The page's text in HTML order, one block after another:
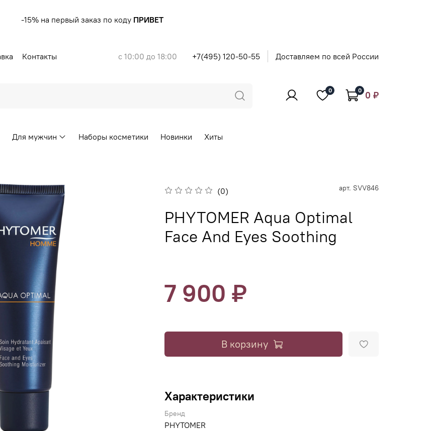
-15% на первый заказ по коду ПРИВЕТ
Контакты с 10:00 до 18:00 +7(495) 120-50-55 Доставляем по всей России
0 0 0 ₽
Для мужчин Наборы косметики Новинки Хиты
(0) арт. SVV846
PHYTOMER Aqua Optimal
Face And Eyes Soothing
7 900 ₽
В корзину
Характеристики
Бренд
PHYTOMER